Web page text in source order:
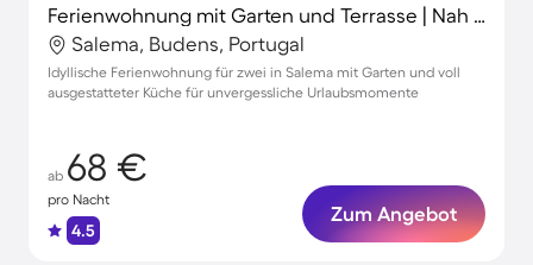
Ferienwohnung mit Garten und Terrasse | Nah am Strand
Salema, Budens, Portugal
Idyllische Ferienwohnung für zwei in Salema mit Garten und voll
ausgestatteter Küche für unvergessliche Urlaubsmomente
ab 68 €
pro Nacht
4.5
Zum Angebot